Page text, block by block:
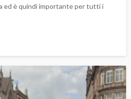
ed è quindi importante per tutti i